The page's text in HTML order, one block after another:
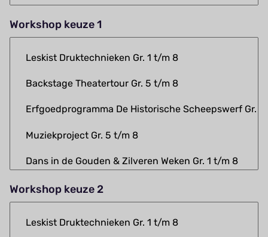
Workshop keuze 1
Workshop keuze 2